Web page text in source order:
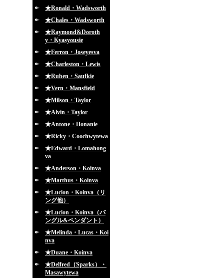
★Ronald・Wadsworth
★Chales・Wadsworth
★Raymond&Doroth
y・Kyasyousie
★Ferron・Joseyesva
★Charleston・Lewis
★Ruben・Saufkie
★Vern・Mansfield
★Milson・Taylor
★Alvin・Taylor
★Antone・Honanie
★Ricky・Coochwytewa
★Edward・Lomahong
va
★Anderson・Koinva
★Marthus・Koinva
★Lucion・Koinva（リ
ング他）
★Lucion・Koinva（バ
ングル&ペンダント）
★Melinda・Lucas・Koi
nva
★Duane・Koinva
★Delfred（Sparks）・
Masawytewa